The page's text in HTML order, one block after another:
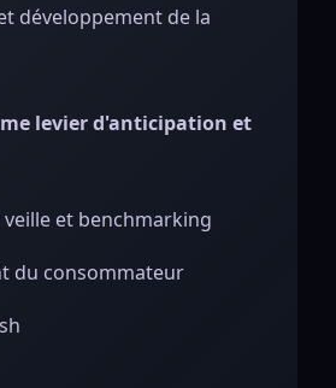
développement de la
levier d'anticipation et
veille et benchmarking
du consommateur